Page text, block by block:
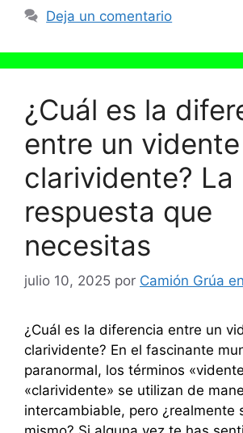
Deja un comentario
¿Cuál es la
entre un
clarividente? La
respuesta que
necesitas
julio 10, 2025 por Camión Grúa
¿Cuál es la diferencia entre un
clarividente? En el fascinante
paranormal, los términos
«clarividente» se utilizan de
intercambiable, pero ¿realmente